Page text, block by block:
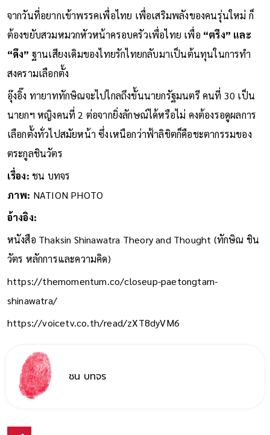
จากวันที่อยากเข้าพรรคเพื่อไทย เพื่อเสริมพลังของคนรุ่นใหม่ ก็
ต้องขยับสวมหมวกหัวหน้าครอบครัวเพื่อไทย เพื่อ “ตรึง” และ
“ดึง” ฐานเสียงเดิมของไทยรักไทยกลับมาเป็นต้นทุนในการทำ
สงครามเลือกตั้ง
อุ๊งอิ๊ง ทายาททักษิณจะไปไกลถึงขั้นนายกรัฐมนตรี คนที่ 30 เป็น
นายกฯ หญิงคนที่ 2 ต่อจากยิ่งลักษณ์ได้หรือไม่ คงต้องรอดูผลการ
เลือกตั้งทั่วไปสมัยหน้า ซึ่งเหนือกว่าฟ้าลิขิตก็คือชะตากรรมของ
ตระกูลชินวัตร
เรื่อง: ชน บทจร
ภาพ: NATION PHOTO
อ้างอิง:
หนังสือ Thaksin Shinawatra Theory and Thought (ทักษิณ ชิน
วัตร หลักการและความคิด)
https://themomentum.co/closeup-paetongtarn-
shinawatra/
https://voicetv.co.th/read/zXT8dyVM6
ชน บทจร